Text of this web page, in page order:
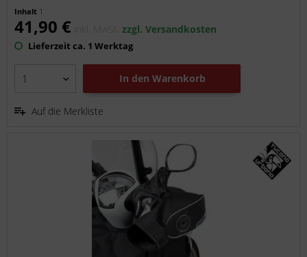
Inhalt 1
41,90 € inkl. MwSt.zzgl. Versandkosten
Lieferzeit ca. 1 Werktag
In den Warenkorb
Auf die Merkliste